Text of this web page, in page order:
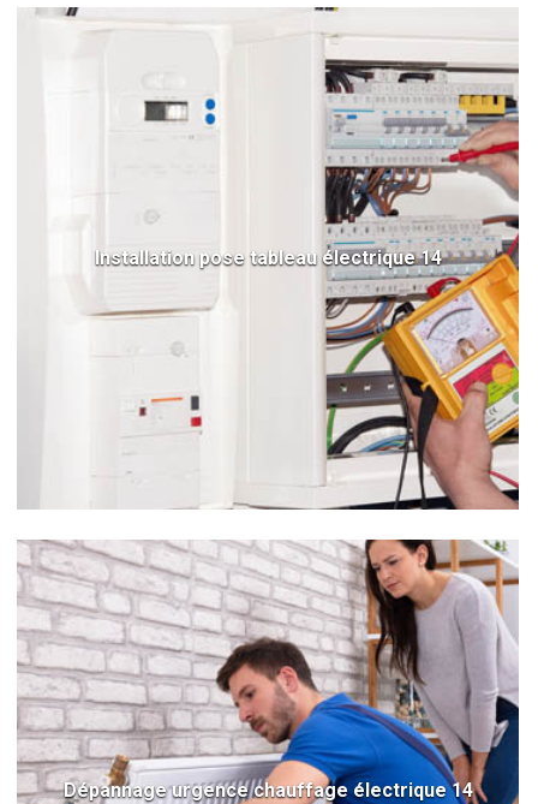
Installation pose tableau électrique 14
Dépannage urgence chauffage électrique 14